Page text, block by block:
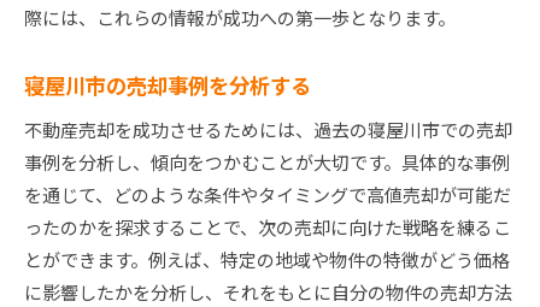
際には、これらの情報が成功への第一歩となります。
寝屋川市の売却事例を分析する
不動産売却を成功させるためには、過去の寝屋川市での売却
事例を分析し、傾向をつかむことが大切です。具体的な事例
を通じて、どのような条件やタイミングで高値売却が可能だ
ったのかを探求することで、次の売却に向けた戦略を練るこ
とができます。例えば、特定の地域や物件の特徴がどう価格
に影響したかを分析し、それをもとに自分の物件の売却方法